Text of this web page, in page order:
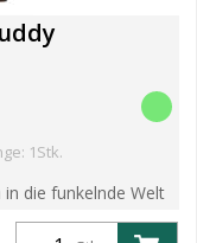
1Stk.
in die funkelnde Welt
die brandneue